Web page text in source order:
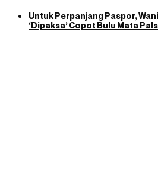
Untuk Perpanjang Paspor,
‘Dipaksa’ Copot Bulu Mata